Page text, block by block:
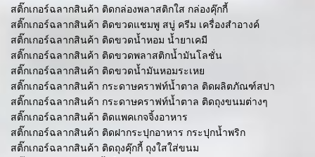
สติ๊กเกอร์ฉลากสินค้า ติดกล่องพลาสติกใส กล่องคุ๊กกี้
สติ๊กเกอร์ฉลากสินค้า ติดขวดแชมพู สบู่ ครีม เครื่องสำอางค์
สติ๊กเกอร์ฉลากสินค้า ติดขวดน้ำหอม น้ำยาเคมี
สติ๊กเกอร์ฉลากสินค้า ติดขวดพลาสติกน้ำมันโลชั่น
สติ๊กเกอร์ฉลากสินค้า ติดขวดน้ำมันหอมระเหย
สติ๊กเกอร์ฉลากสินค้า กระดาษคราฟท์น้ำตาล ติดผลิตภัณฑ์สปา
สติ๊กเกอร์ฉลากสินค้า กระดาษคราฟท์น้ำตาล ติดถุงขนมต่างๆ
สติ๊กเกอร์ฉลากสินค้า ติดแพคเกจจิ้งอาหาร
สติ๊กเกอร์ฉลากสินค้า ติดฝากระปุกอาหาร กระปุกน้ำพริก
สติ๊กเกอร์ฉลากสินค้า ติดถุงคุ๊กกี้ ถุงใสใส่ขนม